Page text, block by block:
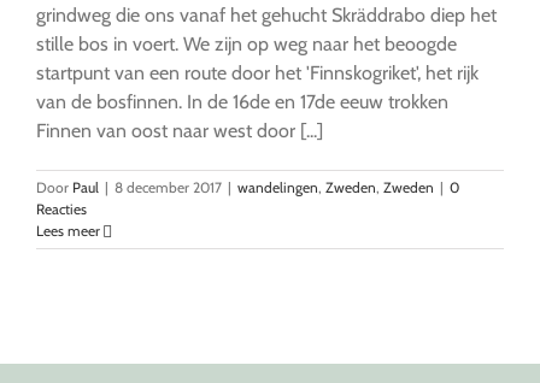
grindweg die ons vanaf het gehucht Skräddrabo diep het
stille bos in voert. We zijn op weg naar het beoogde
startpunt van een route door het 'Finnskogriket', het rijk
van de bosfinnen. In de 16de en 17de eeuw trokken
Finnen van oost naar west door [...]
Door Paul | 8 december 2017 | wandelingen, Zweden, Zweden | 0
Reacties
Lees meer